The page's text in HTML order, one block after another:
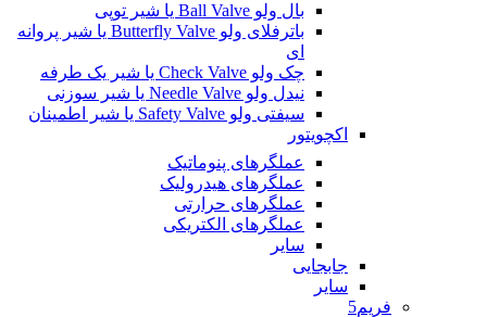
بال ولو Ball Valve یا شیر توپی
باترفلای ولو Butterfly Valve یا شیر پروانه
ای
چک ولو Check Valve یا شیر یک طرفه
نیدل ولو Needle Valve یا شیر سوزنی
سیفتی ولو Safety Valve یا شیر اطمینان
اکچویتور
عملگرهای پنوماتیک
عملگرهای هیدرولیک
عملگرهای حرارتی
عملگرهای الکتریکی
سایر
جابجایی
سایر
فریم5